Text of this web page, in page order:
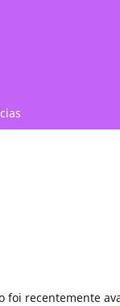
foi recentemente